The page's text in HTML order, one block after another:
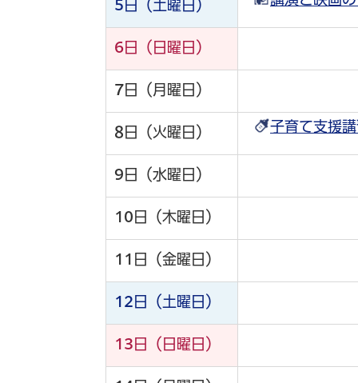
5 日（土曜日）
6日（日曜日）
7日（月曜日）
8 日（火曜日） 子育て支援
9 日（水曜日）
10 日（木曜日）
11 日（金曜日）
12 日（土曜日）
13 日（日曜日）